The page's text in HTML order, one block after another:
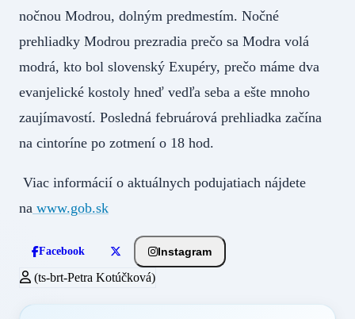
nočnou Modrou, dolným predmestím. Nočné
prehliadky Modrou prezradia prečo sa Modra volá
modrá, kto bol slovenský Exupéry, prečo máme dva
evanjelické kostoly hneď vedľa seba a ešte mnoho
zaujímavostí. Posledná februárová prehliadka začína
na cintoríne po zotmení o 18 hod.
Viac informácií o aktuálnych podujatiach nájdete
na www.gob.sk
Facebook Instagram
(ts-brt-Petra Kotúčková)